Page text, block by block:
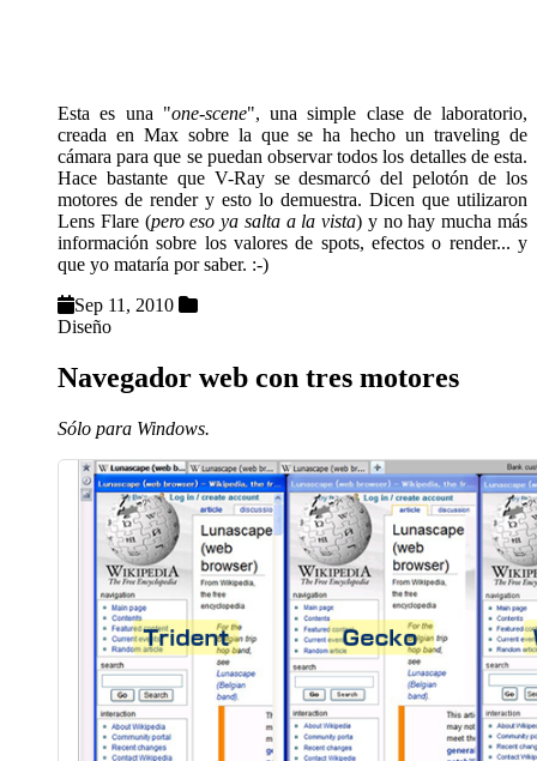
Esta es una "one-scene", una simple clase de laboratorio,
creada en Max sobre la que se ha hecho un traveling de
cámara para que se puedan observar todos los detalles de esta.
Hace bastante que V-Ray se desmarcó del pelotón de los
motores de render y esto lo demuestra. Dicen que utilizaron
Lens Flare (pero eso ya salta a la vista) y no hay mucha más
información sobre los valores de spots, efectos o render... y
que yo mataría por saber. :-)
Sep 11, 2010
Diseño
Navegador web con tres motores
Sólo para Windows.